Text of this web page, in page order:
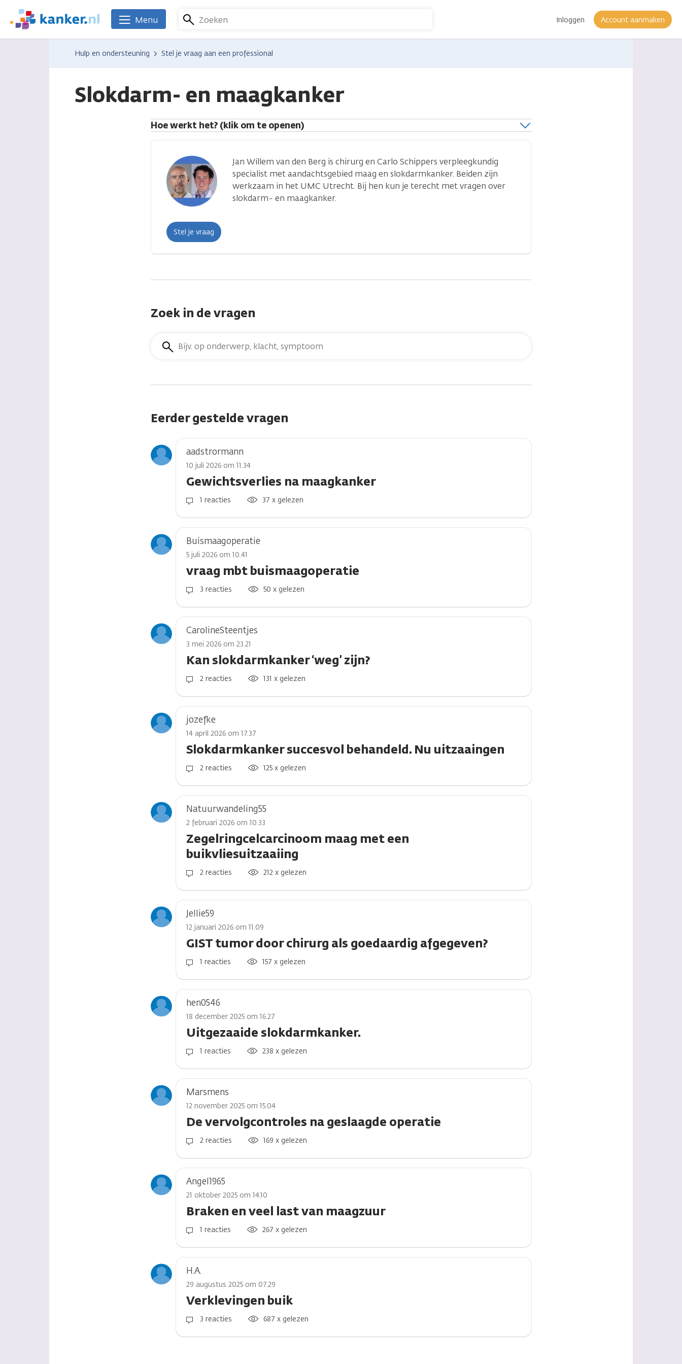
naar
We
zijn
Kanker.nl
Zoeken Inloggen Account aanmaken
Menu
Hulp en ondersteuning Stel je vraag aan een professional
Slokdarm- en maagkanker
Hoe werkt het? (klik om te openen)
Jan Willem van den Berg is chirurg en Carlo Schippers verpleegkundig
specialist met aandachtsgebied maag en slokdarmkanker. Beiden zijn
werkzaam in het UMC Utrecht. Bij hen kun je terecht met vragen over
slokdarm- en maagkanker.
Stel je vraag
Zoek in de vragen
in
Eerder gestelde vragen
aadstrormann
10 juli 2026 om 11.34
Gewichtsverlies na maagkanker
1 reacties 37 x gelezen
Buismaagoperatie
5 juli 2026 om 10.41
vraag mbt buismaagoperatie
3 reacties 50 x gelezen
CarolineSteentjes
3 mei 2026 om 23.21
Kan slokdarmkanker ‘weg’ zijn?
2 reacties 131 x gelezen
jozefke
14 april 2026 om 17.37
Slokdarmkanker succesvol behandeld. Nu uitzaaingen
2 reacties 125 x gelezen
Natuurwandeling55
2 februari 2026 om 10.33
Zegelringcelcarcinoom maag met een
buikvliesuitzaaiing
2 reacties 212 x gelezen
Jellie59
12 januari 2026 om 11.09
GIST tumor door chirurg als goedaardig afgegeven?
1 reacties 157 x gelezen
hen0546
18 december 2025 om 16.27
Uitgezaaide slokdarmkanker.
1 reacties 238 x gelezen
Marsmens
12 november 2025 om 15.04
De vervolgcontroles na geslaagde operatie
2 reacties 169 x gelezen
Angel1965
21 oktober 2025 om 14.10
Braken en veel last van maagzuur
1 reacties 267 x gelezen
H.A.
29 augustus 2025 om 07.29
Verklevingen buik
3 reacties 687 x gelezen